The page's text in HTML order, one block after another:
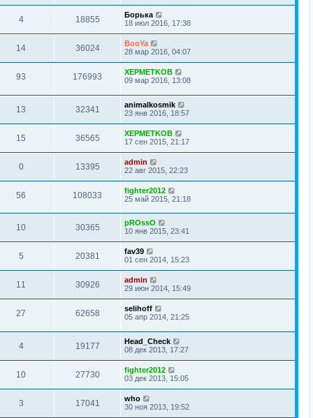
4 18855
Борька
18 июл 2016, 17:38
14 36024
BooYa
28 мар 2016, 04:07
93 176993
XEPMETKOB
09 мар 2016, 13:08
13 32341
animalkosmik
23 янв 2016, 18:57
15 36565
XEPMETKOB
17 сен 2015, 21:17
0 13395
admin
22 авг 2015, 22:23
56 108033
fighter2012
25 май 2015, 21:18
10 30365
pROssO
10 янв 2015, 23:41
5 20381
fav39
01 сен 2014, 15:23
11 30926
admin
29 июн 2014, 15:49
27 62658
selihoff
05 апр 2014, 21:25
4 19177
Head_Check
08 дек 2013, 17:27
10 27730
fighter2012
03 дек 2013, 15:05
3 17041
who
30 ноя 2013, 19:52